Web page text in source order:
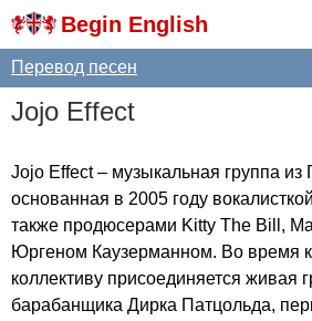
Begin English
Перевод песен
Jojo Effect
Jojo Effect– музыкальная группа из
основанная в 2005 году
также продюсерами Kitty The Bill ,
Юргеном Каузерманном. Во время
коллективу присоединяется живая
барабанщика Дирка Патцольда,